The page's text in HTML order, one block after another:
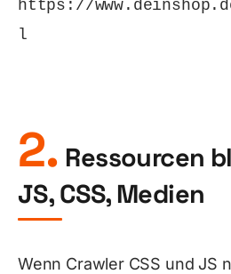
https://
l
2. Ressourcen
JS, CSS, Medien
Wenn Crawler CSS und JS